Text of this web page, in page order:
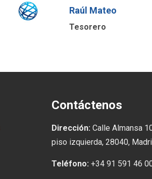
Raúl Mateo
Tesorero
Contáctenos
Dirección: Calle Almansa
piso izquierda, 28040,
Teléfono: +34 91 591 46